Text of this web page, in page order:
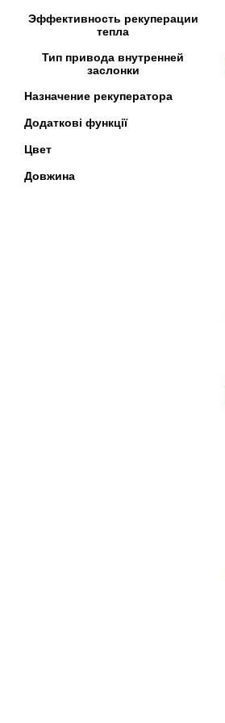
Эффективность рекуперации
тепла
Тип привода внутренней
заслонки
Назначение рекуператора
Додаткові функції
Цвет
Довжина